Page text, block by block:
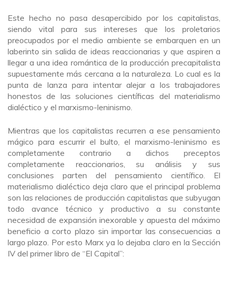
Este hecho no pasa desapercibido por los capitalistas,
siendo vital para sus intereses que los proletarios
preocupados por el medio ambiente se embarquen en un
laberinto sin salida de ideas reaccionarias y que aspiren a
llegar a una idea romántica de la producción precapitalista
supuestamente más cercana a la naturaleza. Lo cual es la
punta de lanza para intentar alejar a los trabajadores
honestos de las soluciones científicas del materialismo
dialéctico y el marxismo-leninismo.
Mientras que los capitalistas recurren a ese pensamiento
mágico para escurrir el bulto, el marxismo-leninismo es
completamente contrario a dichos preceptos
completamente reaccionarios, su análisis y sus
conclusiones parten del pensamiento científico. El
materialismo dialéctico deja claro que el principal problema
son las relaciones de producción capitalistas que subyugan
todo avance técnico y productivo a su constante
necesidad de expansión inexorable y apuesta del máximo
beneficio a corto plazo sin importar las consecuencias a
largo plazo. Por esto Marx ya lo dejaba claro en la Sección
IV del primer libro de “El Capital”: